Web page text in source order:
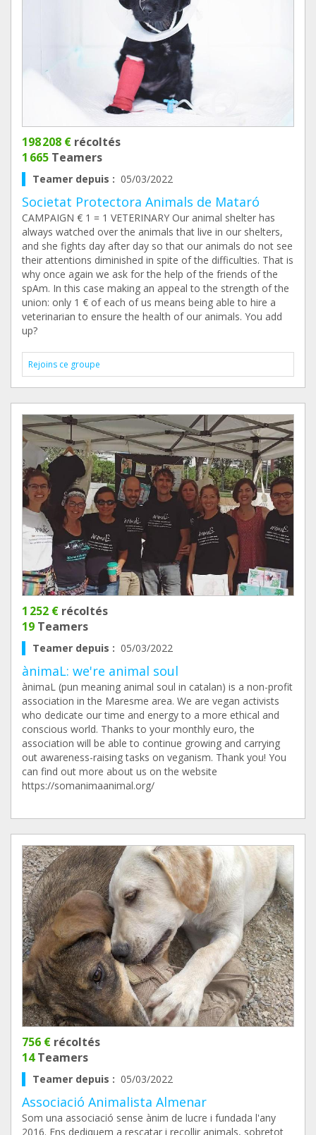
198 208 € récoltés
1 665 Teamers
Teamer depuis : 05/03/2022
Societat Protectora Animals de Mataró
CAMPAIGN € 1 = 1 VETERINARY Our animal shelter has
always watched over the animals that live in our shelters,
and she fights day after day so that our animals do not see
their attentions diminished in spite of the difficulties. That is
why once again we ask for the help of the friends of the
spAm. In this case making an appeal to the strength of the
union: only 1 € of each of us means being able to hire a
veterinarian to ensure the health of our animals. You add
up?
Rejoins ce groupe
1 252 € récoltés
19 Teamers
Teamer depuis : 05/03/2022
ànimaL: we're animal soul
ànimaL (pun meaning animal soul in catalan) is a non-profit
association in the Maresme area. We are vegan activists
who dedicate our time and energy to a more ethical and
conscious world. Thanks to your monthly euro, the
association will be able to continue growing and carrying
out awareness-raising tasks on veganism. Thank you! You
can find out more about us on the website
https://somanimaanimal.org/
756 € récoltés
14Teamers
Teamer depuis : 05/03/2022
Associació Animalista Almenar
Som una associació sense ànim de lucre i fundada l'any
2016. Ens dediquem a rescatar i recollir animals, sobretot